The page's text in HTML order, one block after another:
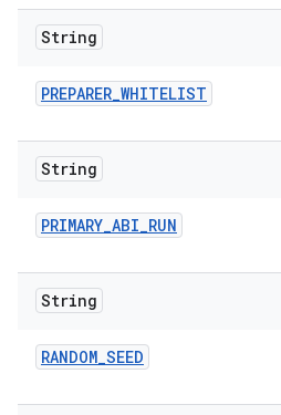
String
PREPARER_WHITELIST
String
PRIMARY_ABI_RUN
String
RANDOM_SEED